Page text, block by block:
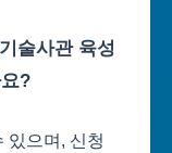
술사관 육성
?
있으며, 신청